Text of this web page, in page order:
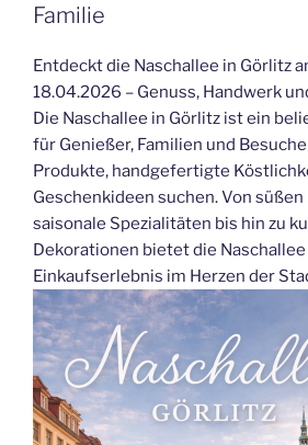
Familie
Entdeckt die Naschallee in Görlitz
18.04.2026 – Genuss, Handwerk
Die Naschallee in Görlitz ist ein
für Genießer, Familien und
Produkte, handgefertigte
Geschenkideen suchen. Von
saisonale Spezialitäten bis hin zu
Dekorationen bietet die
Einkaufserlebnis im Herzen der